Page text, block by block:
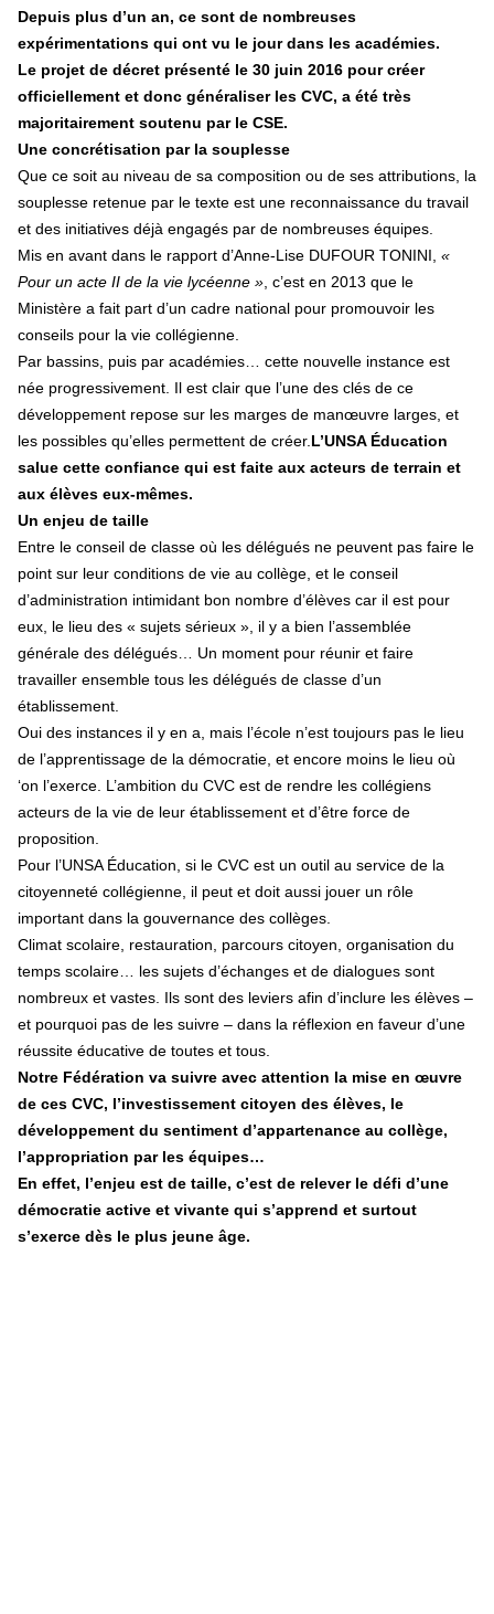
Depuis plus d’un an, ce sont de nombreuses
expérimentations qui ont vu le jour dans les académies.
Le projet de décret présenté le 30 juin 2016 pour créer
officiellement et donc généraliser les CVC, a été très
majoritairement soutenu par le CSE.
Une concrétisation par la souplesse
Que ce soit au niveau de sa composition ou de ses attributions, la
souplesse retenue par le texte est une reconnaissance du travail
et des initiatives déjà engagés par de nombreuses équipes.
Mis en avant dans le rapport d’Anne-Lise DUFOUR TONINI, «
Pour un acte II de la vie lycéenne » , c’est en 2013 que le
Ministère a fait part d’un cadre national pour promouvoir les
conseils pour la vie collégienne.
Par bassins, puis par académies… cette nouvelle instance est
née progressivement. Il est clair que l’une des clés de ce
développement repose sur les marges de manœuvre larges, et
les possibles qu’elles permettent de créer. L’UNSA Éducation
salue cette confiance qui est faite aux acteurs de terrain et
aux élèves eux-mêmes.
Un enjeu de taille
Entre le conseil de classe où les délégués ne peuvent pas faire le
point sur leur conditions de vie au collège, et le conseil
d’administration intimidant bon nombre d’élèves car il est pour
eux, le lieu des « sujets sérieux », il y a bien l’assemblée
générale des délégués… Un moment pour réunir et faire
travailler ensemble tous les délégués de classe d’un
établissement.
Oui des instances il y en a, mais l’école n’est toujours pas le lieu
de l’apprentissage de la démocratie, et encore moins le lieu où
‘on l’exerce. L’ambition du CVC est de rendre les collégiens
acteurs de la vie de leur établissement et d’être force de
proposition.
Pour l’UNSA Éducation, si le CVC est un outil au service de la
citoyenneté collégienne, il peut et doit aussi jouer un rôle
important dans la gouvernance des collèges.
Climat scolaire, restauration, parcours citoyen, organisation du
temps scolaire… les sujets d’échanges et de dialogues sont
nombreux et vastes. Ils sont des leviers afin d’inclure les élèves –
et pourquoi pas de les suivre – dans la réflexion en faveur d’une
réussite éducative de toutes et tous.
Notre Fédération va suivre avec attention la mise en œuvre
de ces CVC, l’investissement citoyen des élèves, le
développement du sentiment d’appartenance au collège,
l’appropriation par les équipes…
En effet, l’enjeu est de taille, c’est de relever le défi d’une
démocratie active et vivante qui s’apprend et surtout
s’exerce dès le plus jeune âge.